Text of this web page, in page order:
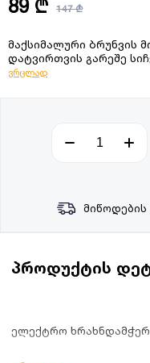
89 ₾ 147 ₾
მაქსიმალური ბრუნვის
დატვირთვის გარეშე
ვრცლად
პროდუქტის
ელექტრო ხრახნდამჭერი